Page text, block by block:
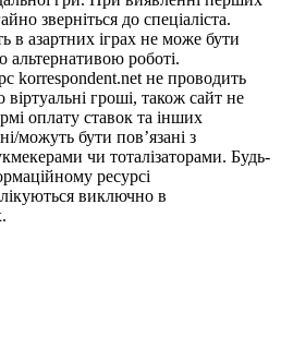
зверніться до спеціаліста.
в азартних іграх не може бути
альтернативою роботі.
korrespondent.net не проводить
віртуальні гроші, також сайт не
оплату ставок та інших
можуть бути пов’язані з
чи тоталізаторами. Будь-
ресурсі
виключно в